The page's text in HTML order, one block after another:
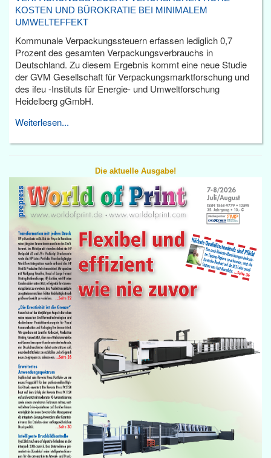
KOSTEN UND BÜROKRATIE BEI MINIMALEM
UMWELTEFFEKT
Kommunale Verpackungssteuern erfassen lediglich 0,7
Prozent des gesamten Verpackungsverbrauchs in
Deutschland. Zu diesem Ergebnis kommt eine neue Studie
der GVM Gesellschaft für Verpackungsmarktforschung und
des ifeu -Instituts für Energie- und Umweltforschung
Heidelberg gGmbH.
Weiterlesen...
Die aktuelle Ausgabe!